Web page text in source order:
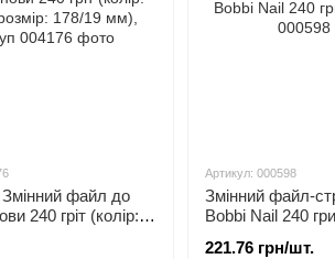
файл до
240 гріт (колір:
Артикул: 000598
Змінний файл-
Bobbi Nail 240
221.76 грн/шт.